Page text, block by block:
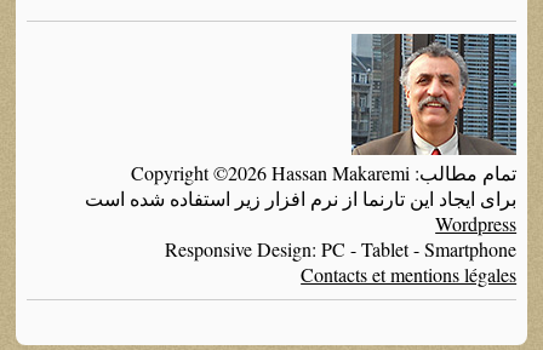
تمام مطالب: Copyright ©2026 Hassan Makaremi
برای ایجاد این تارنما از نرم افزار زیر استفاده شده است
Wordpress
Responsive Design: PC - Tablet - Smartphone
Contacts et mentions légales